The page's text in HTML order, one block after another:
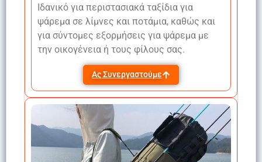
Ιδανικό για περιστασιακά ταξίδια για
ψάρεμα σε λίμνες και ποτάμια, καθώς και
για σύντομες εξορμήσεις για ψάρεμα με
την οικογένεια ή τους φίλους σας.
Ας Συνεργαστούμε